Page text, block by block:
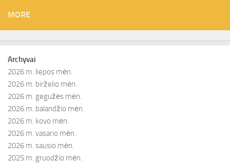
MORE
Archyvai
2026 m. liepos mėn.
2026 m. birželio mėn.
2026 m. gegužės mėn.
2026 m. balandžio mėn.
2026 m. kovo mėn.
2026 m. vasario mėn.
2026 m. sausio mėn.
2025 m. gruodžio mėn.